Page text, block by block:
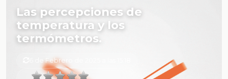
Las percepciones de
temperatura y los
termómetros.
6 de Febrero de 2025 a las 15:18